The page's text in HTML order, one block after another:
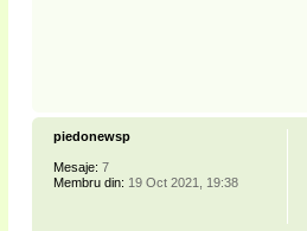
piedonewsp
Mesaje: 7
Membru din: 19 Oct 2021, 19:38